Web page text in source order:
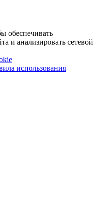
обеспечивать
и анализировать сетевой
использования